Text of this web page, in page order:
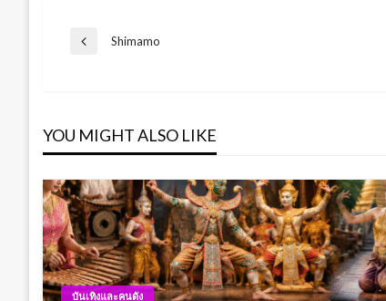
Post
Previous
Shimamo
YOU MIGHT ALSO LIKE
บันเทิงและคนดัง